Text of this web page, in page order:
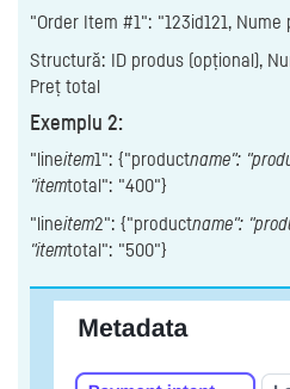
"Order Item #1": "123id121, Nume
Structură: ID produs (opțional),
Preț total
Exemplu 2:
"lineitem1": {"productname":
"itemtotal": "400"}
"lineitem2": {"productname":
"itemtotal": "500"}